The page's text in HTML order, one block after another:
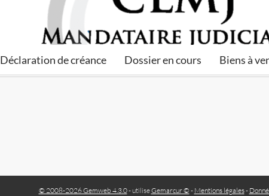
Déclaration de créance Dossier en cours Biens à
© 2008-2026 Gemweb 4.3.0- utiliseGemarcur © - Mentions légales-